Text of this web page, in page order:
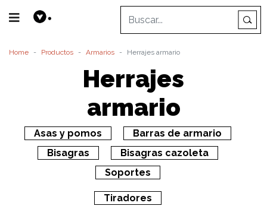
Home Productos Armarios Herrajes armario
Herrajes
armario
Asas y pomos
Barras de armario
Bisagras
Bisagras cazoleta
Soportes
Tiradores